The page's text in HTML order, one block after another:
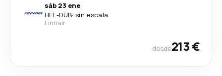
sáb 23 ene
HEL-DUB· sin escala
Finnair
desde213 €